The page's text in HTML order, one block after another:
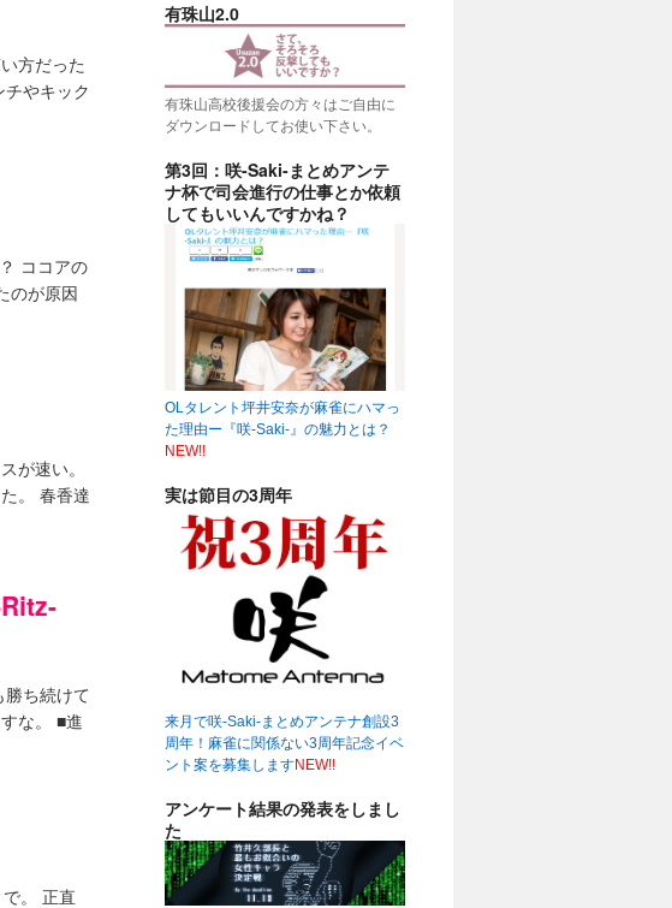
方だった
やキック
ココアの
のが原因
が速い。
。 春香達
勝ち続けて
な。 ■進
。 正直
有珠山2.0
有珠山高校後援会の方々はご自由に
ダウンロードしてお使い下さい。
第3回：咲-Saki-まとめアンテ
ナ杯で司会進行の仕事とか依頼
してもいいんですかね？
OLタレント坪井安奈が麻雀にハマっ
た理由ー『咲-Saki-』の魅力とは？
NEW!!
実は節目の3周年
来月で咲-Saki-まとめアンテナ創設3
周年！麻雀に関係ない3周年記念イベ
ント案を募集しますNEW!!
アンケート結果の発表をしまし
た